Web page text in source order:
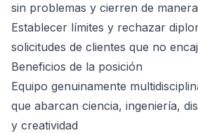
sin problemas y cierren de
Establecer límites y rechazar
solicitudes de clientes que no
Beneficios de la posición
Equipo genuinamente
que abarcan ciencia, ingeniería,
y creatividad